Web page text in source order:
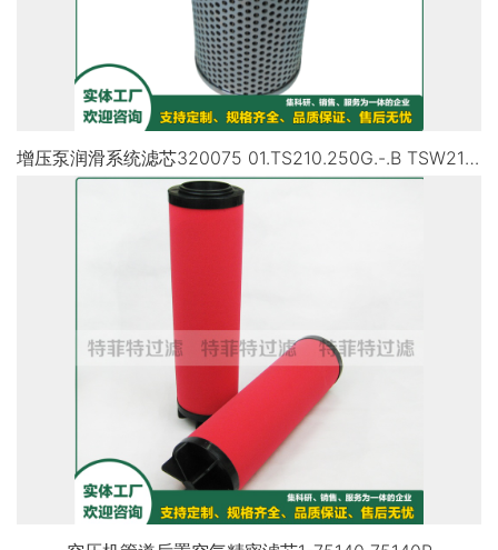
增压泵润滑系统滤芯320075 01.TS210.250G.-.B TSW210.250G